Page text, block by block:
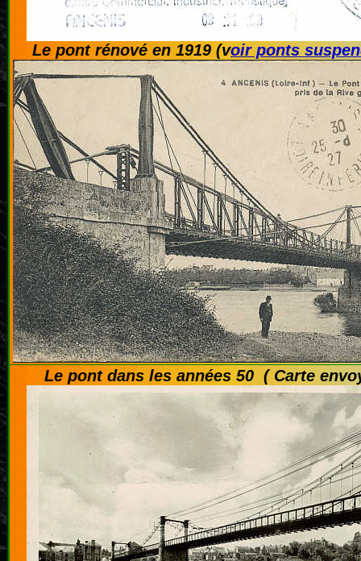
Le pont rénové en 1919 (voir ponts
Le pont dans les années 50 ( Carte